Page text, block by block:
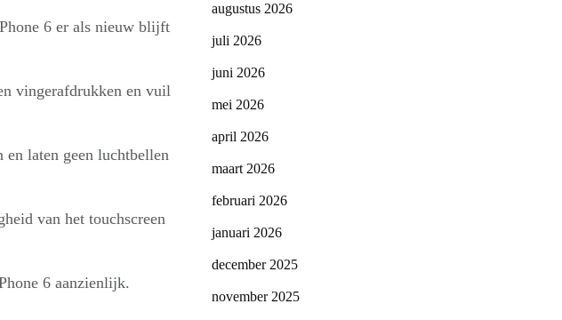
6 er als nieuw blijft
vingerafdrukken en vuil
en laten geen luchtbellen
van het touchscreen
6 aanzienlijk.
augustus 2026
juli 2026
juni 2026
mei 2026
april 2026
maart 2026
februari 2026
januari 2026
december 2025
november 2025